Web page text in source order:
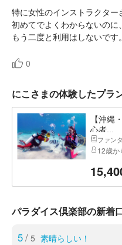
特に女性のインストラクター
初めてでよくわからないのに
もう二度と利用はしないです。
0
にこさまの体験したプラ
【沖縄
心者...
ファン
12歳か
パラダイス倶楽部の新着
5/ 5 素晴らしい！